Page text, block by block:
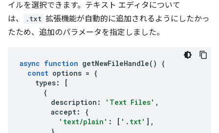
イルを選択できます。テキスト エディタについて
は、
.txt 拡張機能が自動的に追加されるようにしたかっ
たため、追加のパラメータを指定しました。
async function getNewFileHandle()
{
const options = {
types:
[
{
description : 'Text Files' ,
accept:
{
'text/plain' : [ '.txt' ],